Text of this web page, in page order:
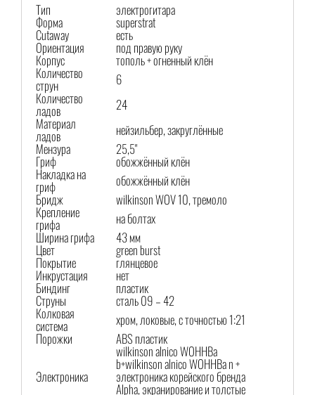
Тип электрогитара
Форма superstrat
Cutaway есть
Ориентация под правую руку
Корпус тополь + огненный клён
Количество
струн
6
Количество
ладов
24
Материал
ладов
нейзильбер, закруглённые
Мензура
25,5"
Гриф обожжённый клён
Накладка на
гриф
обожжённый клён
Бридж
wilkinson WOV 10, тремоло
Крепление
грифа
на болтах
Ширина грифа
43 мм
Цвет green burst
Покрытие глянцевое
Инкрустация нет
Биндинг пластик
Струны сталь 09 – 42
Колковая
система
хром, локовые, с точностью 1:21
Порожки
ABS пластик
Электроника
wilkinson alnico WOHHBa
b+wilkinson alnico WOHHBa n +
электроника корейского бренда
Alpha, экранирование и толстые